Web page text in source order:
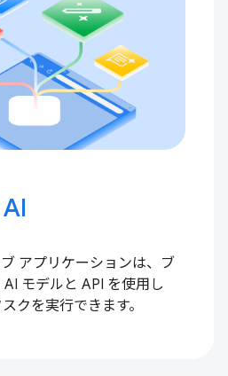
アプリケーションは、ブ
モデルと API を使用し
クを実行できます。